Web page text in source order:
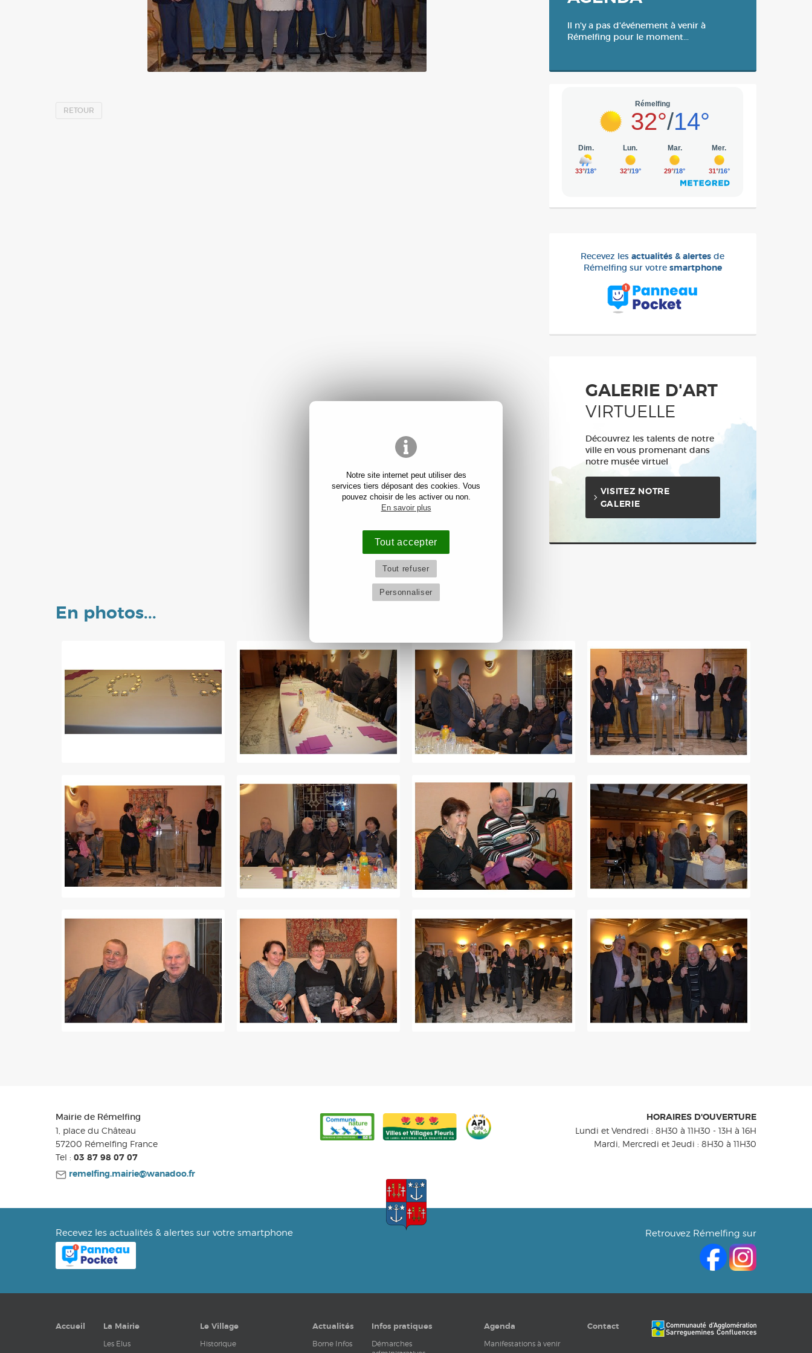
Notre site internet peut utiliser des
services tiers déposant des cookies. Vous
pouvez choisir de les activer ou non.
En savoir plus
Tout accepter
Tout refuser
Personnaliser
RETOUR
Il n'y a pas d'événement à venir à
Rémelfing pour le moment...
Recevez lesactualités & alertes de
Rémelfing sur votre smartphone
GALERIE D'ART
VIRTUELLE
Découvrez les talents de notre
ville en vous promenant dans
notre musée virtuel
VISITEZ NOTRE
GALERIE
En photos...
Mairie de Rémelfing
1, place du Château
57200 Rémelfing France
Tel : 03 87 98 07 07
remelfing.mairie@wanadoo.fr
HORAIRES D'OUVERTURE
Lundi et Vendredi : 8H30 à 11H30 - 13H à 16H
Mardi, Mercredi et Jeudi : 8H30 à 11H30
Recevez les actualités & alertes sur votre smartphone Retrouvez Rémelfing sur
Accueil La Mairie
Les Elus
Le Village
Historique
Actualités
Borne Infos
Infos pratiques
Démarches
Agenda
Manifestations à venir
Contact